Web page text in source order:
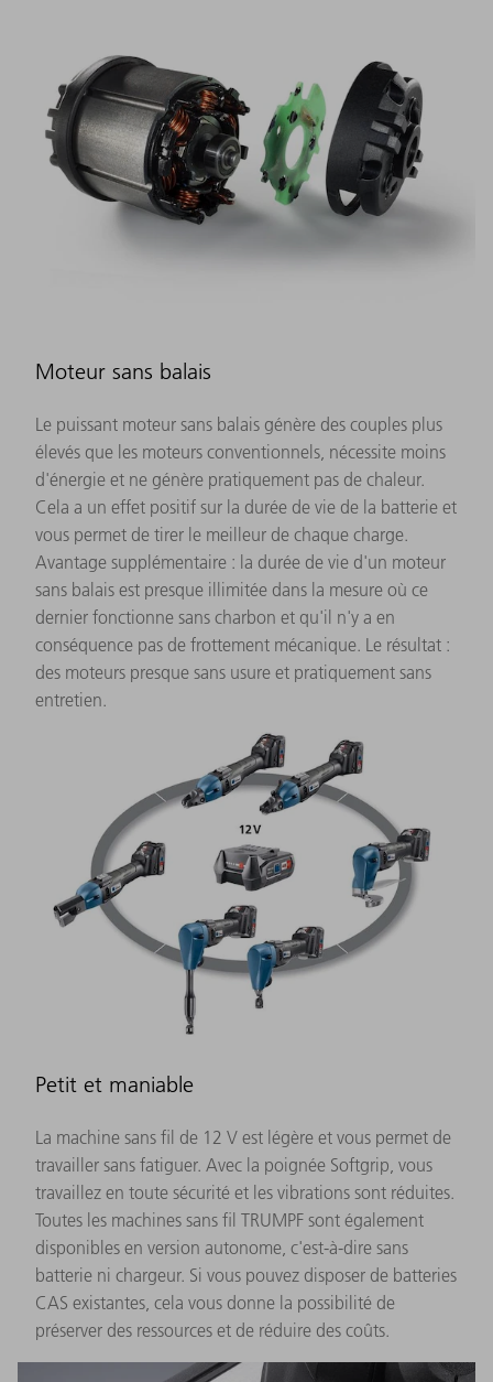
Moteur sans balais
Le puissant moteur sans balais génère des couples plus
élevés que les moteurs conventionnels, nécessite moins
d'énergie et ne génère pratiquement pas de chaleur.
Cela a un effet positif sur la durée de vie de la batterie et
vous permet de tirer le meilleur de chaque charge.
Avantage supplémentaire : la durée de vie d'un moteur
sans balais est presque illimitée dans la mesure où ce
dernier fonctionne sans charbon et qu'il n'y a en
conséquence pas de frottement mécanique. Le résultat :
des moteurs presque sans usure et pratiquement sans
entretien.
Petit et maniable
La machine sans fil de 12 V est légère et vous permet de
travailler sans fatiguer. Avec la poignée Softgrip, vous
travaillez en toute sécurité et les vibrations sont réduites.
Toutes les machines sans fil TRUMPF sont également
disponibles en version autonome, c'est-à-dire sans
batterie ni chargeur. Si vous pouvez disposer de batteries
CAS existantes, cela vous donne la possibilité de
préserver des ressources et de réduire des coûts.